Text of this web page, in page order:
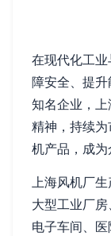
在现代化工
障安全、提
知名企业，
精神，持续
机产品，成为
上海风机厂
大型工业厂
电子车间、